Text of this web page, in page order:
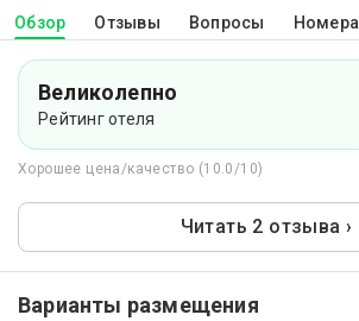
Обзор Отзывы Вопросы Номера
Великолепно
Рейтинг отеля
Хорошее цена/качество (10.0/10)
Читать 2 отзыва ›
Варианты размещения